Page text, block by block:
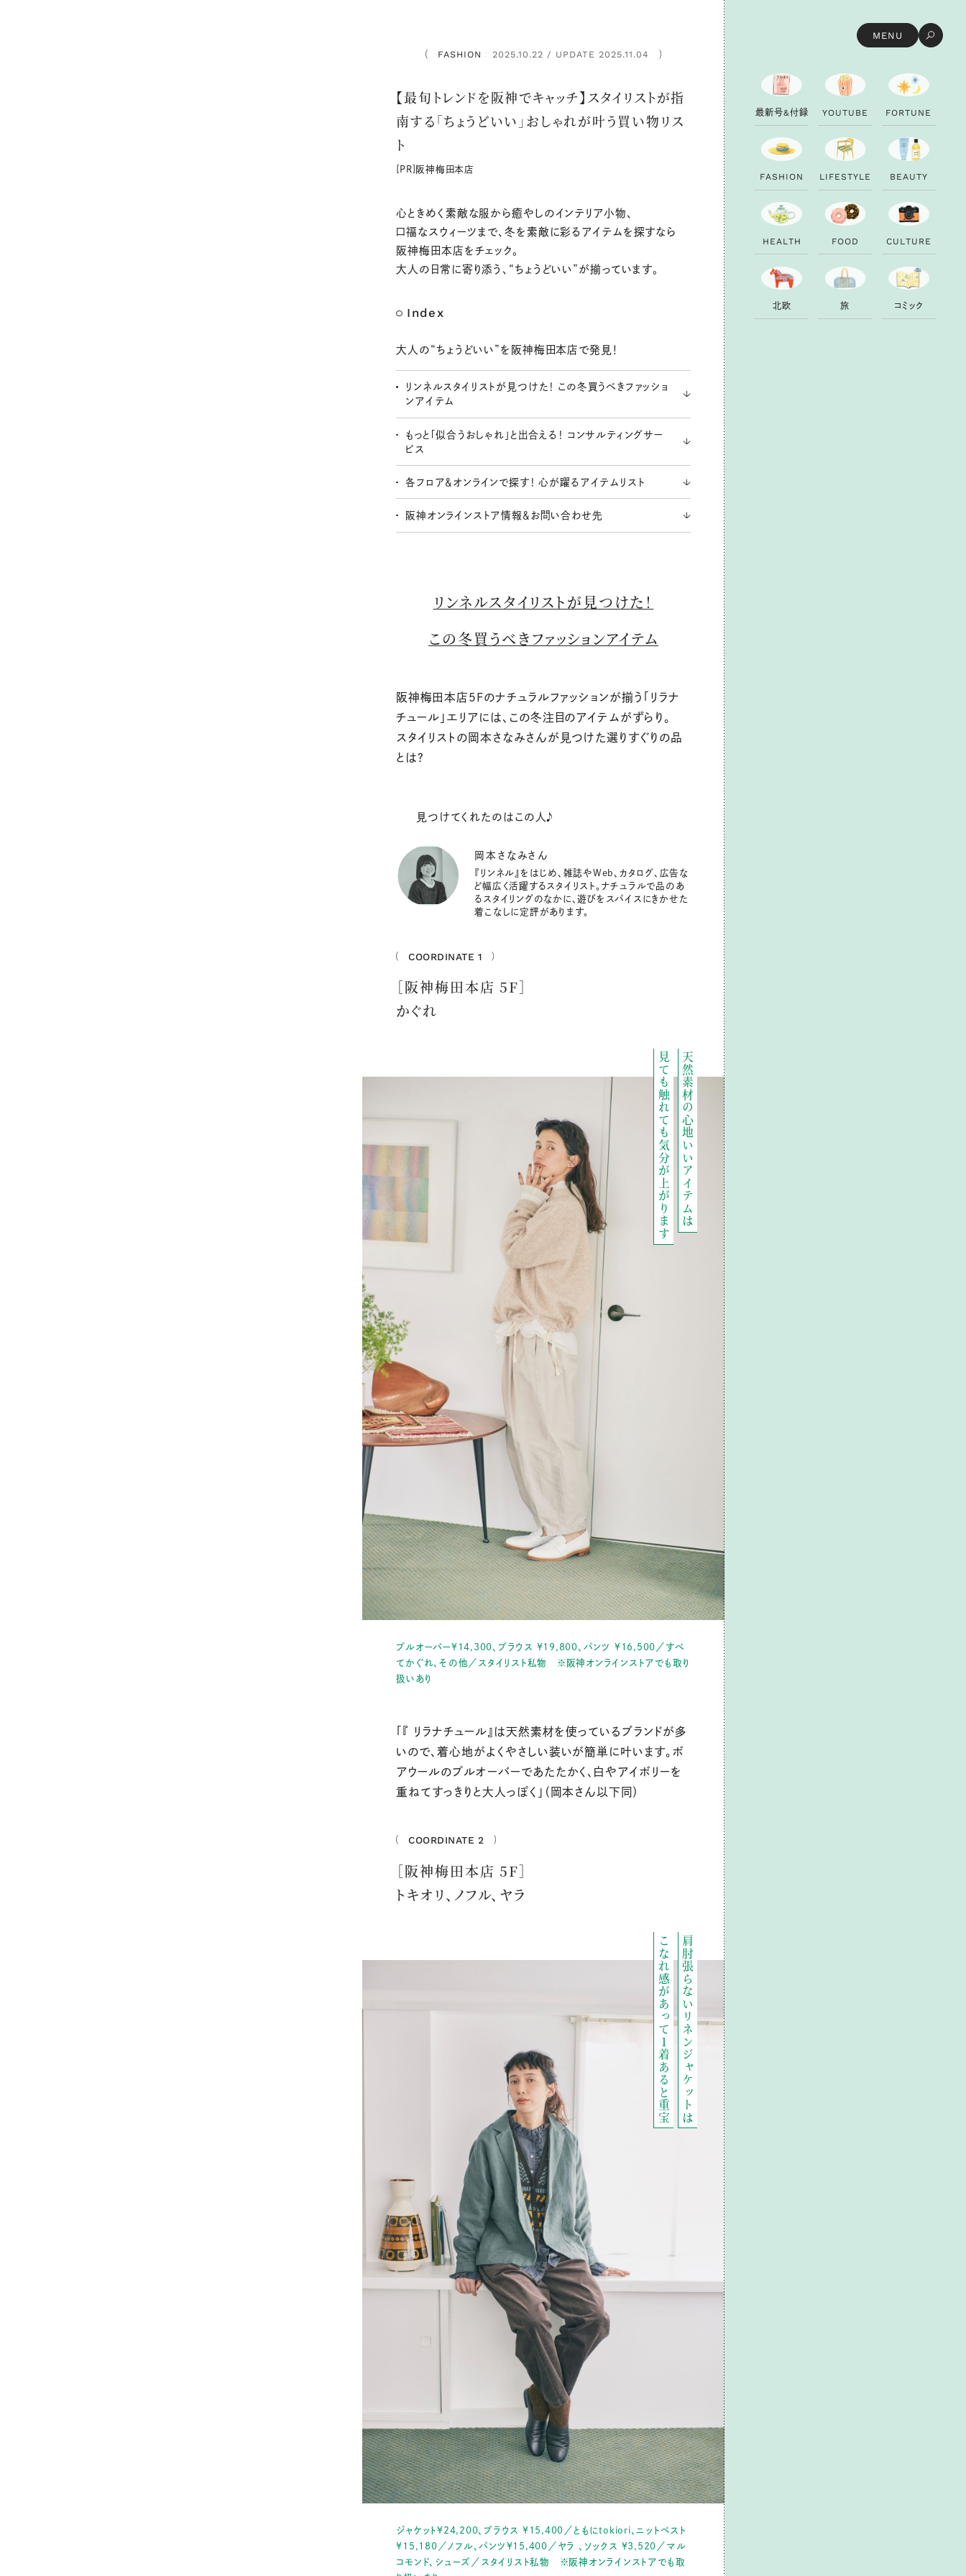
MENU
FASHION
： 2025.10.22 / UPDATE 2025.11.04
【最旬トレンドを阪神でキャッチ】スタイリストが指
南する「ちょうどいい」おしゃれが叶う買い物リス
ト
[PR]阪神梅田本店
心ときめく素敵な服から癒やしのインテリア小物、
口福なスウィーツまで、冬を素敵に彩るアイテムを探すなら
阪神梅田本店をチェック。
大人の日常に寄り添う、“ちょうどいい”が揃っています。
Index
大人の“ちょうどいい”を阪神梅田本店で発見！
リンネルスタイリストが見つけた！ この冬買うべきファッショ
ンアイテム
もっと「似合うおしゃれ」と出合える！ コンサルティングサー
ビス
各フロア＆オンラインで探す！ 心が躍るアイテムリスト
阪神オンラインストア情報＆お問い合わせ先
リンネルスタイリストが見つけた！
この冬買うべきファッションアイテム
阪神梅田本店５Fのナチュラルファッションが揃う「リラナ
チュール」エリアには、この冬注目のアイテムがずらり。
スタイリストの岡本さなみさんが見つけた選りすぐりの品
とは？
見つけてくれたのはこの人♪
岡本さなみさん
『リンネル』をはじめ、雑誌やWeb、カタログ、広告な
ど幅広く活躍するスタイリスト。ナチュラルで品のあ
るスタイリングのなかに、遊びをスパイスにきかせた
着こなしに定評があります。
COORDINATE 1
［阪神梅田本店 5F］
かぐれ
天然素材の心地いいアイテムは
見ても触れても気分が上がります
プルオーバー¥14,300、ブラウス ¥19,800、パンツ ¥16,500／すべ
てかぐれ、その他／スタイリスト私物 ※阪神オンラインストアでも取り
扱いあり
「『 リラナチュール』は天然素材を使っているブランドが多
いので、着心地がよくやさしい装いが簡単に叶います。ボ
アウールのプルオーバーであたたかく、白やアイボリーを
重ねてすっきりと大人っぽく」（岡本さん以下同）
COORDINATE 2
［阪神梅田本店 5F］
トキオリ、ノフル、ヤラ
肩肘張らないリネンジャケットは
こなれ感があって1着あると重宝
ジャケット¥24,200、ブラウス ¥15,400／ともにtokiori、ニットベスト
¥15,180／ノフル、パンツ¥15,400／ヤラ 、ソックス ¥3,520／マル
コモンド、シューズ／スタイリスト私物 ※阪神オンラインストアでも取
最新号&付録 YOUTU B E FORTU N E
FAS H ION LI FESTYLE B EAUTY
H EALTH FOOD CU LTU RE
北欧 旅 コ ミ ック